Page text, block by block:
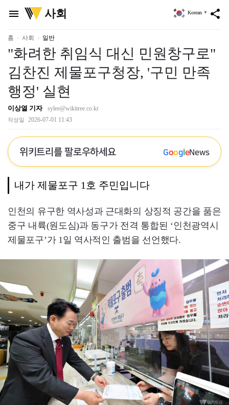
menu
위
키
리
사회 share
Korean ▼
홈 사회 일반
"화려한 취임식 대신 민원창구로"
김찬진 제물포구청장, '구민 만족
행정' 실현
이상열 기자 sylee@wikitree.co.kr
작성일 2026-07-01 11:43
위키트리를 팔로우하세요 GoogleNews
내가 제물포구 1호 주민입니다
인천의 유구한 역사성과 근대화의 상징적 공간을 품은
중구 내륙(원도심)과 동구가 전격 통합된 ‘인천광역시
제물포구’가 1일 역사적인 출범을 선언했다.